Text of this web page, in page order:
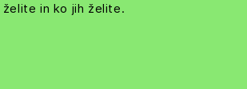
in ko jih želite.